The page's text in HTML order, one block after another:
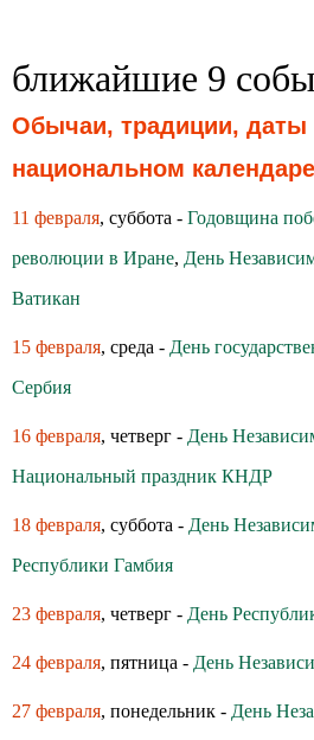
ближайшие 9
Обычаи, традиции, даты
национальном календаре
11 февраля, суббота - Годовщина
революции в Иране, День
Ватикан
15 февраля, среда - День
Сербия
16 февраля, четверг - День
Национальный праздник КНДР
18 февраля, суббота - День
Республики Гамбия
23 февраля, четверг - День
24 февраля, пятница - День
27 февраля, понедельник - День